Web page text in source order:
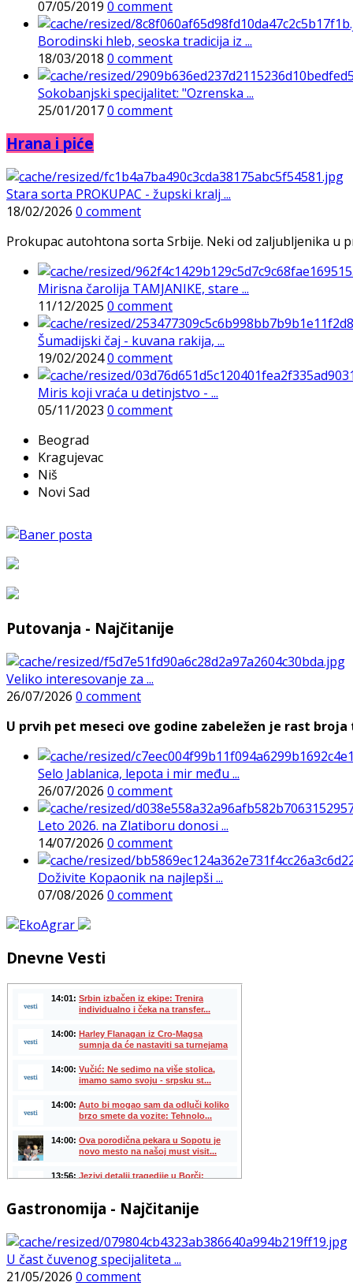
07/05/2019 0 comment
Borodinski hleb, seoska tradicija iz ...
18/03/2018 0 comment
Sokobanjski specijalitet: "Ozrenska ...
25/01/20170 comment
Hrana i piće
Stara sorta PROKUPAC - župski kralj ...
18/02/2026 0 comment
Prokupac autohtona sorta Srbije. Neki od zaljubljenika u
Mirisna čarolija TAMJANIKE, stare ...
11/12/2025 0 comment
Šumadijski čaj - kuvana rakija, ...
19/02/20240 comment
Miris koji vraća u detinjstvo - ...
05/11/2023 0 comment
Beograd
Kragujevac
Niš
Novi Sad
Putovanja - Najčitanije
Veliko interesovanje za ...
26/07/2026 0 comment
U prvih pet meseci ove godine zabeležen je rast
Selo Jablanica, lepota i mir među ...
26/07/2026 0 comment
Leto 2026. na Zlatiboru donosi ...
14/07/2026 0 comment
Doživite Kopaonik na najlepši ...
07/08/2026 0 comment
Dnevne Vesti
Gastronomija - Najčitanije
U čast čuvenog specijaliteta ...
21/05/2026 0 comment